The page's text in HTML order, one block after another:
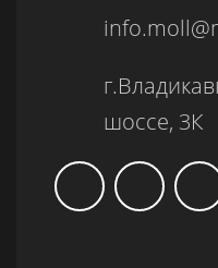
шоссе, 3К